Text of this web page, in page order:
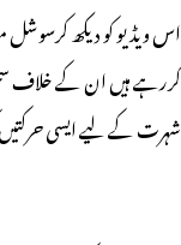
اس ویڈیو کو دیکھ کرسوشل
کررہے ہیں ان کے خلاف
شہرت کے لیے ایسی